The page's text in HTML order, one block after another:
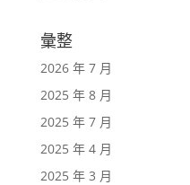
彙整
2026 年 7 月
2025 年 8 月
2025 年 7 月
2025 年 4 月
2025 年 3 月